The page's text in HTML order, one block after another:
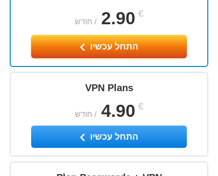
€
2.90
/ חודש
התחל עכשיו
VPN Plans
€
4.90
/ חודש
התחל עכשיו